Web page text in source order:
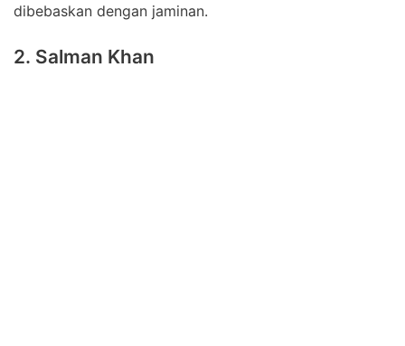
dibebaskan dengan jaminan.
2. Salman Khan